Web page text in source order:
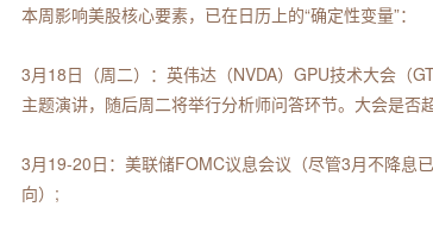
本周影响美股核心要素，已在日历上的“确定性变量”：
3月18日（周二）：英伟达（NVDA）GPU技术大会（
主题演讲，随后周二将举行分析师问答环节。大会是否
3月19-20日：美联储FOMC议息会议（尽管3月不降息
向）;